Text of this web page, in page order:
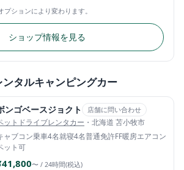
ションにより変わります。
ショップ情報を見る
タルキャンピングカー
ンゴベースジョクト 店舗に問い合わせ
ットドライブレンタカー ・北海道 苫小牧市
ャブコン乗車4名就寝4名普通免許FF暖房エアコン
ット可
〜 / 24時間(税込)